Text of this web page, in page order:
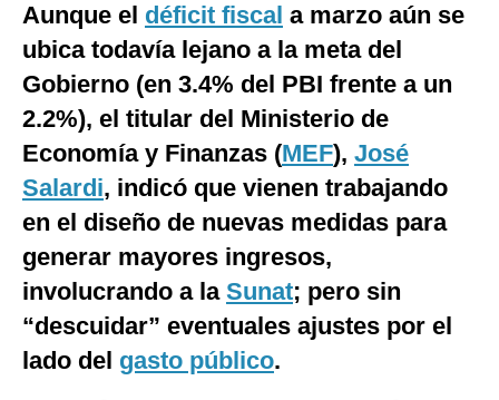
Mix
G de Gestión
Notas Contratadas
Podcast
Gestión TV
Videos
Aunque el déficit fiscal a marzo aún se
ubica todavía lejano a la meta del
Gobierno (en 3.4% del PBI frente a un
2.2%), el titular del Ministerio de
Economía y Finanzas (MEF), José
Salardi, indicó que vienen trabajando
en el diseño de nuevas medidas para
generar mayores ingresos,
involucrando a la Sunat; pero sin
“descuidar” eventuales ajustes por el
lado del gasto público.